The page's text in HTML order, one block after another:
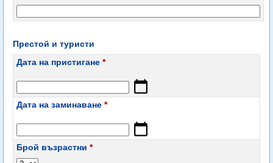
Престой и туристи
Дата на пристигане *
Дата на заминаване *
Брой възрастни *